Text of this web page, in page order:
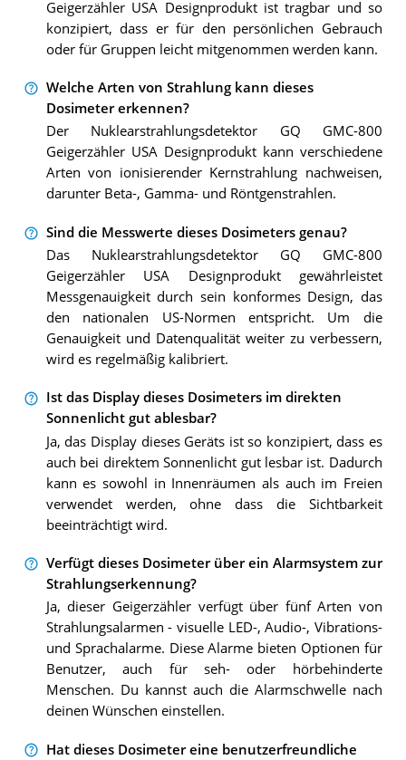
Geigerzähler USA Designprodukt ist tragbar und so
konzipiert, dass er für den persönlichen Gebrauch
oder für Gruppen leicht mitgenommen werden kann.
Welche Arten von Strahlung kann dieses
Dosimeter erkennen?
Der Nuklearstrahlungsdetektor GQ GMC-800
Geigerzähler USA Designprodukt kann verschiedene
Arten von ionisierender Kernstrahlung nachweisen,
darunter Beta-, Gamma- und Röntgenstrahlen.
Sind die Messwerte dieses Dosimeters genau?
Das Nuklearstrahlungsdetektor GQ GMC-800
Geigerzähler USA Designprodukt gewährleistet
Messgenauigkeit durch sein konformes Design, das
den nationalen US-Normen entspricht. Um die
Genauigkeit und Datenqualität weiter zu verbessern,
wird es regelmäßig kalibriert.
Ist das Display dieses Dosimeters im direkten
Sonnenlicht gut ablesbar?
Ja, das Display dieses Geräts ist so konzipiert, dass es
auch bei direktem Sonnenlicht gut lesbar ist. Dadurch
kann es sowohl in Innenräumen als auch im Freien
verwendet werden, ohne dass die Sichtbarkeit
beeinträchtigt wird.
Verfügt dieses Dosimeter über ein Alarmsystem zur
Strahlungserkennung?
Ja, dieser Geigerzähler verfügt über fünf Arten von
Strahlungsalarmen - visuelle LED-, Audio-, Vibrations-
und Sprachalarme. Diese Alarme bieten Optionen für
Benutzer, auch für seh- oder hörbehinderte
Menschen. Du kannst auch die Alarmschwelle nach
deinen Wünschen einstellen.
Hat dieses Dosimeter eine benutzerfreundliche